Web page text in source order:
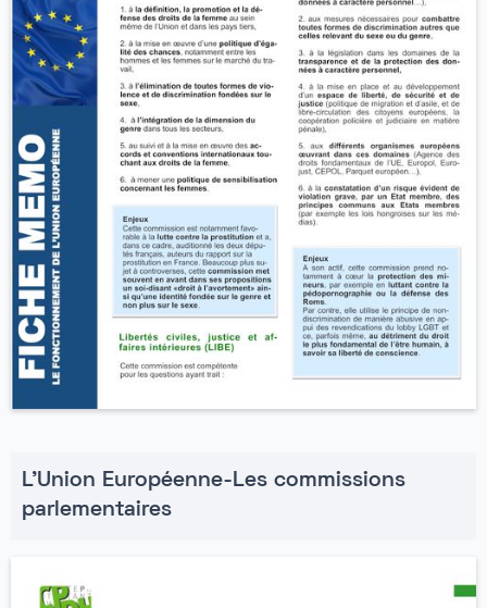
L'Union Européenne-Les commissions
parlementaires